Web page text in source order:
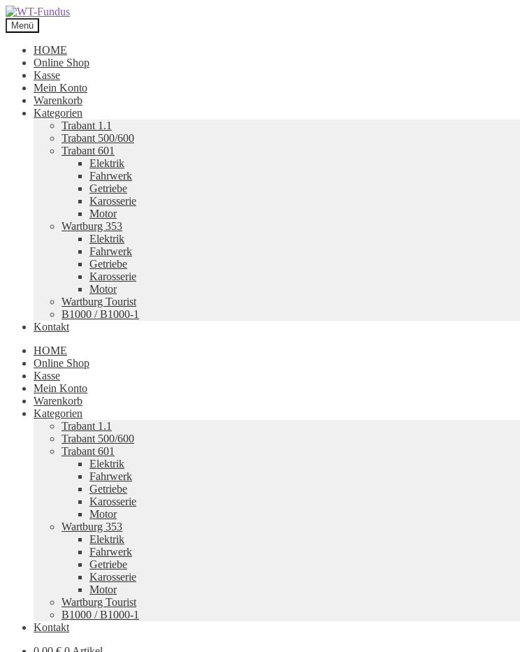
Zur
Navigation
springen
Zum
Inhalt
springen
Menü
HOME
Online Shop
Kasse
Mein Konto
Warenkorb
Kategorien
Trabant 1.1
Trabant 500/600
Trabant 601
Elektrik
Fahrwerk
Getriebe
Karosserie
Motor
Wartburg 353
Elektrik
Fahrwerk
Getriebe
Karosserie
Motor
Wartburg Tourist
B1000 / B1000-1
Kontakt
HOME
Online Shop
Kasse
Mein Konto
Warenkorb
Kategorien
Trabant 1.1
Trabant 500/600
Trabant 601
Elektrik
Fahrwerk
Getriebe
Karosserie
Motor
Wartburg 353
Elektrik
Fahrwerk
Getriebe
Karosserie
Motor
Wartburg Tourist
B1000 / B1000-1
Kontakt